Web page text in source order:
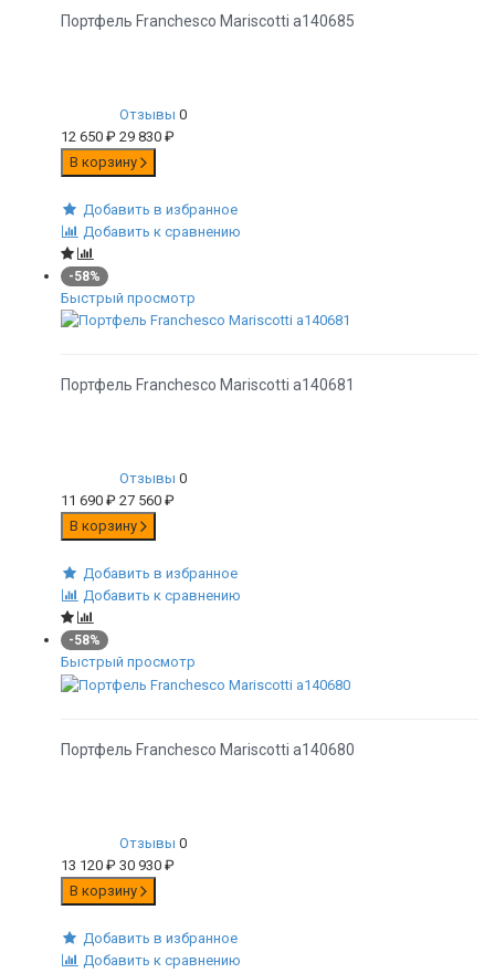
Портфель Franchesco Mariscotti а140685
Отзывы 0
12 650 ₽ 29 830 ₽
В корзину
Добавить в избранное
Добавить к сравнению
-58%
Быстрый просмотр
Портфель Franchesco Mariscotti а140681
Отзывы 0
11 690 ₽ 27 560 ₽
В корзину
Добавить в избранное
Добавить к сравнению
-58%
Быстрый просмотр
Портфель Franchesco Mariscotti а140680
Отзывы 0
13 120 ₽ 30 930 ₽
В корзину
Добавить в избранное
Добавить к сравнению